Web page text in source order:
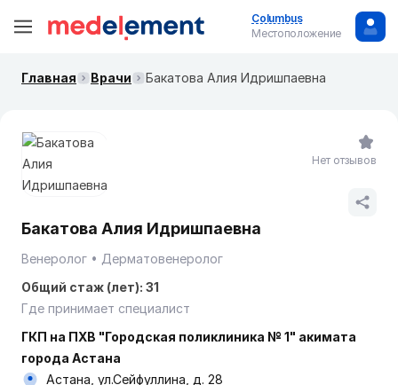
Columbus
Местоположение
Главная Врачи Бакатова Алия Идришпаевна
Бакатова Алия Идришпаевна
Венеролог
Дерматовенеролог
Общий стаж (лет): 31
Где принимает специалист
ГКП на ПХВ "Городская поликлиника № 1" акимата
города Астана
Астана, ул.Сейфуллина, д. 28
Нет отзывов